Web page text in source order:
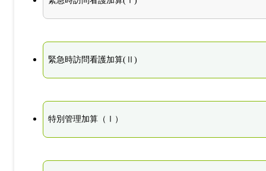
緊急時訪問看護加算(Ⅱ)
特別管理加算（Ⅰ）